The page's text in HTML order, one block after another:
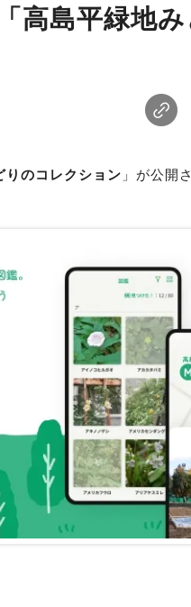
高島平緑地み
りのコレクション 」が公開